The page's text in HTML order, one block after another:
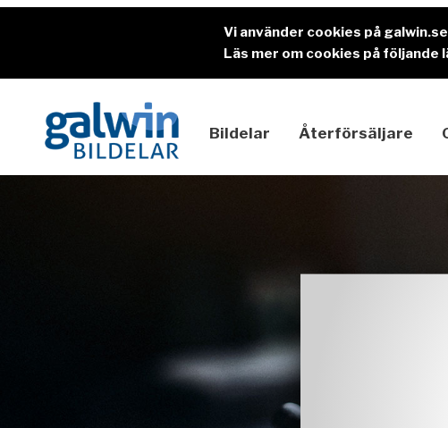
Vi använder cookies på
Läs mer om cookies på följande
Bildelar Återförsäljare